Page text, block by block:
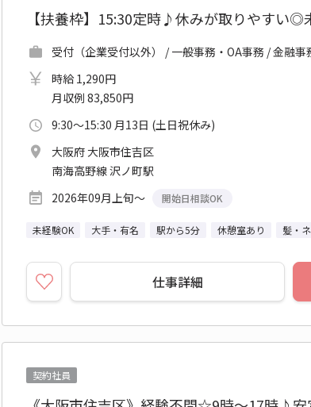
【扶養枠】15:30定時♪休みが取りやすい◎
受付（企業受付以外） / 一般事務・OA事務 / 金融事
時給 1,290円
月収例 83,850円
9:30～15:30 月13日 (土日祝休み)
大阪府 大阪市住吉区
南海高野線 沢ノ町駅
2026年09月上旬～
開始日相談OK
未経験OK 大手・有名 駅から5分 休憩室あり 髪・
仕事詳細
契約社員